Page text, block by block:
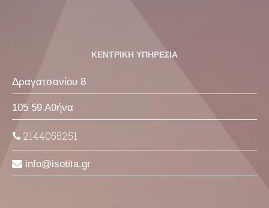
ΚΕΝΤΡΙΚΗ ΥΠΗΡΕΣΙΑ
Δραγατσανίου 8
105 59 Αθήνα
2144055251
info isotita gr